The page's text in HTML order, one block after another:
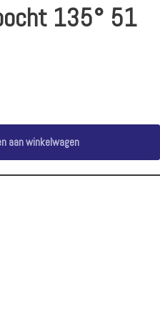
135° 51
aan winkelwagen